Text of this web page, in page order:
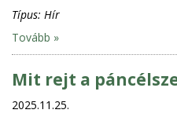
Típus: Hír
Tovább »
Mit rejt a
2025.11.25.